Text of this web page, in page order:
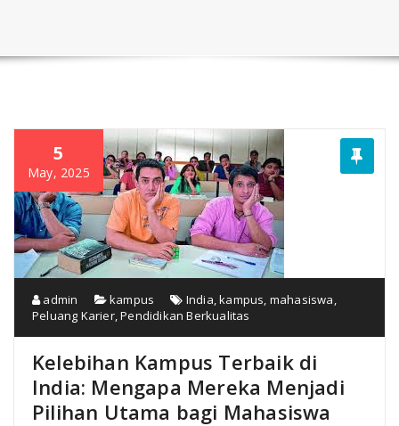
5
May, 2025
admin kampus India,kampus, mahasiswa,
Peluang Karier,Pendidikan Berkualitas
Kelebihan Kampus Terbaik di
India: Mengapa Mereka Menjadi
Pilihan Utama bagi Mahasiswa